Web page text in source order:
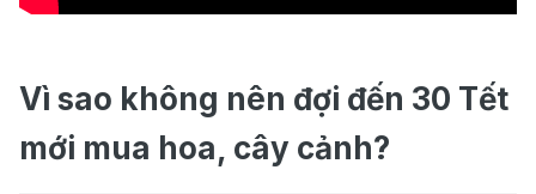
Vì sao không nên đợi đến 30 Tết
mới mua hoa, cây cảnh?